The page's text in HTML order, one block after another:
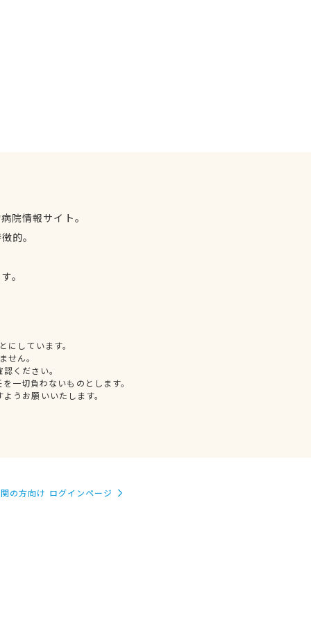
院情報サイト。
的。
。
しています。
せん。
ください。
一切負わないものとします。
うお願いいたします。
の方向け ログインページ